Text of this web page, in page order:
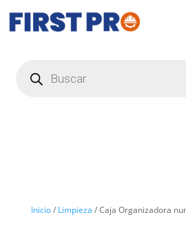
productos
Inicio/ Limpieza / Caja Organizadora